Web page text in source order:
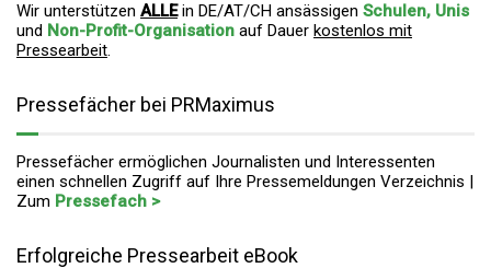
Wir unterstützen ALLEin DE/AT/CH ansässigen Schulen, Unis
und Non-Profit-Organisation auf Dauer kostenlos mit
Pressearbeit.
Pressefächer bei PRMaximus
Pressefächer ermöglichen Journalisten und Interessenten
einen schnellen Zugriff auf Ihre Pressemeldungen Verzeichnis |
Zum Pressefach >
Erfolgreiche Pressearbeit eBook